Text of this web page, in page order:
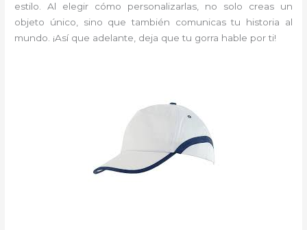
estilo. Al elegir cómo personalizarlas, no solo creas un
objeto único, sino que también comunicas tu historia al
mundo. ¡Así que adelante, deja que tu gorra hable por ti!